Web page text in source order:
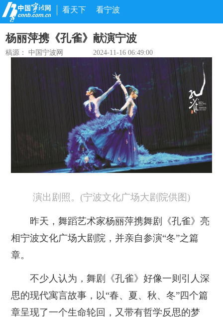
看天下 看宁波
杨丽萍携《孔雀》献演宁波
稿源：中国宁波网 2024-11-16 06:49:00
演出剧照。(宁波文化广场大剧院供图)
昨天，舞蹈艺术家杨丽萍携舞剧《孔雀》亮
相宁波文化广场大剧院，并亲自参演“冬”之篇
章。
不少人认为，舞剧《孔雀》好像一则引人深
思的现代寓言故事，以“春、夏、秋、冬”四个篇
章呈现了一个生命轮回，又带有哲学反思的梦